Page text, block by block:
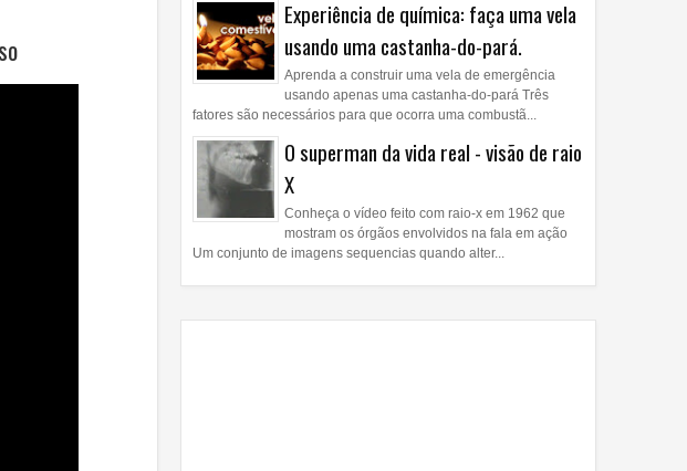
Experiência de química: faça uma vela
usando uma castanha-do-pará.
Aprenda a construir uma vela de emergência
usando apenas uma castanha-do-pará Três
fatores são necessários para que ocorra uma combustã...
O superman da vida real - visão de raio
X
Conheça o vídeo feito com raio-x em 1962 que
mostram os órgãos envolvidos na fala em ação
Um conjunto de imagens sequencias quando alter...